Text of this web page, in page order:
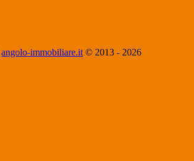
angolo-immobiliare.it© 2013 - 2026